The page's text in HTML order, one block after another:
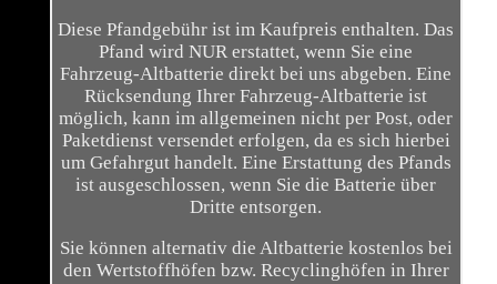
Diese Pfandgebühr ist im Kaufpreis enthalten. Das
Pfand wird NUR erstattet, wenn Sie eine
Fahrzeug-Altbatterie direkt bei uns abgeben. Eine
Rücksendung Ihrer Fahrzeug-Altbatterie ist
möglich, kann im allgemeinen nicht per Post, oder
Paketdienst versendet erfolgen, da es sich hierbei
um Gefahrgut handelt. Eine Erstattung des Pfands
ist ausgeschlossen, wenn Sie die Batterie über
Dritte entsorgen.
Sie können alternativ die Altbatterie kostenlos bei
den Wertstoffhöfen bzw. Recyclinghöfen in Ihrer